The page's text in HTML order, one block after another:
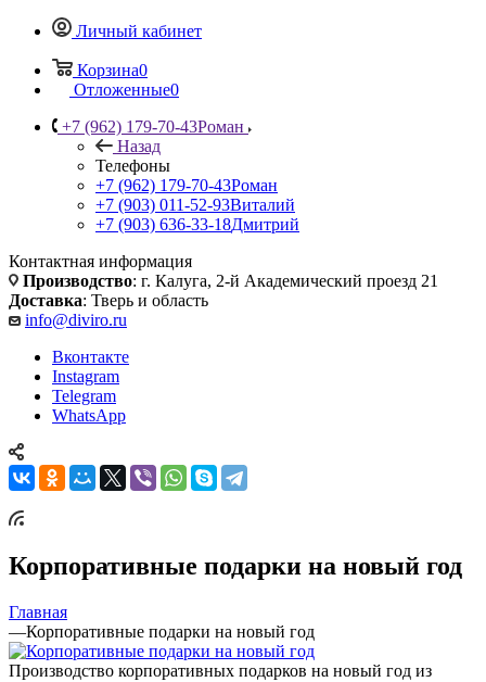
Личный кабинет
Корзина0
Отложенные0
+7 (962) 179-70-43Роман
Назад
Телефоны
+7 (962) 179-70-43Роман
+7 (903) 011-52-93Виталий
+7 (903) 636-33-18Дмитрий
Контактная информация
Производство: г. Калуга, 2-й Академический проезд 21
Доставка: Тверь и область
info@diviro.ru
Вконтакте
Instagram
Telegram
WhatsApp
Корпоративные подарки на новый год
Главная
—Корпоративные подарки на новый год
Производство корпоративных подарков на новый год из